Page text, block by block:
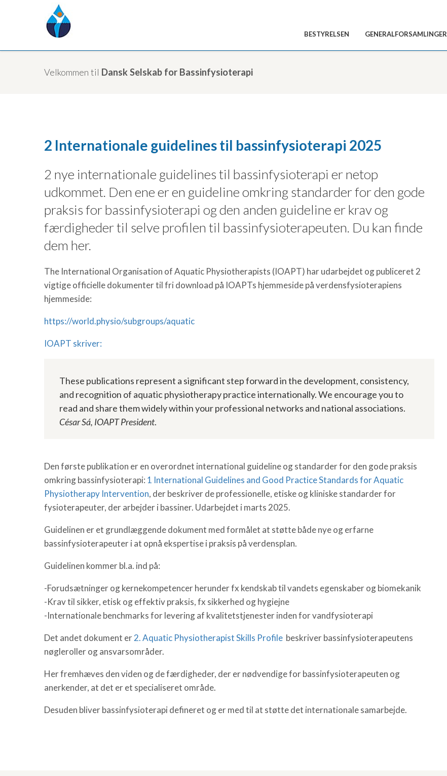
BESTYRELSEN GENERALFORSAMLINGER
Velkommen til Dansk Selskab for Bassinfysioterapi
2 Internationale guidelines til bassinfysioterapi 2025
2 nye internationale guidelines til bassinfysioterapi er netop
udkommet. Den ene er en guideline omkring standarder for den gode
praksis for bassinfysioterapi og den anden guideline er krav og
færdigheder til selve profilen til bassinfysioterapeuten. Du kan finde
dem her.
The International Organisation of Aquatic Physiotherapists (IOAPT) har udarbejdet og publiceret 2
vigtige officielle dokumenter til fri download på IOAPTs hjemmeside på verdensfysioterapiens
hjemmeside:
https://world.physio/subgroups/aquatic
IOAPT skriver:
These publications represent a significant step forward in the development, consistency,
and recognition of aquatic physiotherapy practice internationally. We encourage you to
read and share them widely within your professional networks and national associations.
César Sá, IOAPT President.
Den første publikation er en overordnet international guideline og standarder for den gode praksis
omkring bassinfysioterapi: 1 International Guidelines and Good Practice Standards for Aquatic
Physiotherapy Intervention, der beskriver de professionelle, etiske og kliniske standarder for
fysioterapeuter, der arbejder i bassiner. Udarbejdet i marts 2025.
Guidelinen er et grundlæggende dokument med formålet at støtte både nye og erfarne
bassinfysioterapeuter i at opnå ekspertise i praksis på verdensplan.
Guidelinen kommer bl.a. ind på:
-Forudsætninger og kernekompetencer herunder fx kendskab til vandets egenskaber og biomekanik
-Krav til sikker, etisk og effektiv praksis, fx sikkerhed og hygiejne
-Internationale benchmarks for levering af kvalitetstjenester inden for vandfysioterapi
Det andet dokument er2. Aquatic Physiotherapist Skills Profile beskriver bassinfysioterapeutens
nøgleroller og ansvarsområder.
Her fremhæves den viden og de færdigheder, der er nødvendige for bassinfysioterapeuten og
anerkender, at det er et specialiseret område.
Desuden bliver bassinfysioterapi defineret og er med til at støtte det internationale samarbejde.